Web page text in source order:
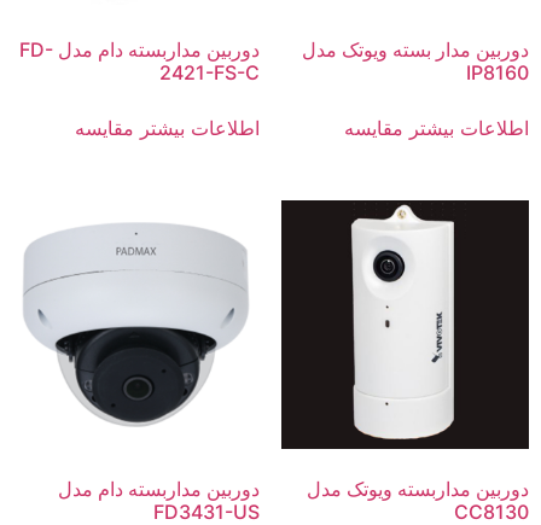
دوربین مدار بسته ویوتک مدل
IP8160
اطلاعات بیشتر مقایسه
دوربین مداربسته دام مدل FD-
2421-FS-C
اطلاعات بیشتر مقایسه
دوربین مداربسته ویوتک مدل
CC8130
دوربین مداربسته دام مدل
FD3431-US